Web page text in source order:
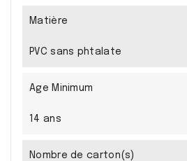
Matière
PVC sans phtalate
Age Minimum
14 ans
Nombre de carton(s)